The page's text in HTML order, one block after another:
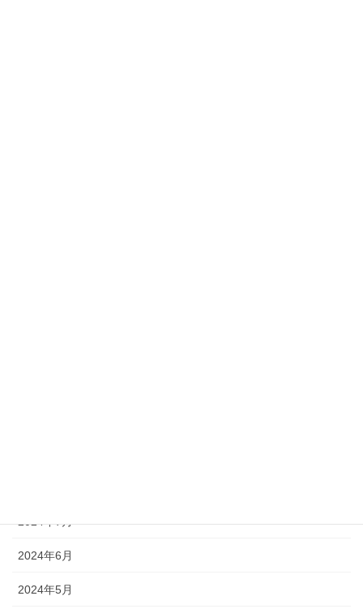
2024年7月
2024年6月
2024年5月